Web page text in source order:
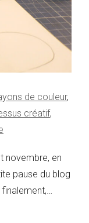
de couleur,
créatif,
novembre, en
pause du blog
finalement,…